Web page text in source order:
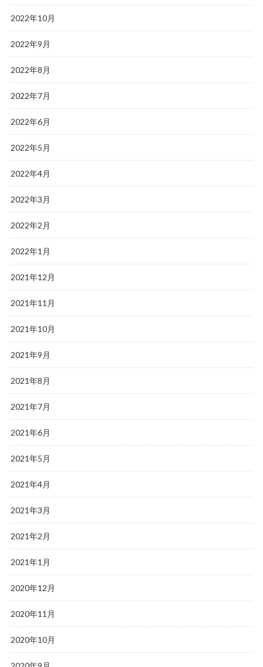
2022年10月
2022年9月
2022年8月
2022年7月
2022年6月
2022年5月
2022年4月
2022年3月
2022年2月
2022年1月
2021年12月
2021年11月
2021年10月
2021年9月
2021年8月
2021年7月
2021年6月
2021年5月
2021年4月
2021年3月
2021年2月
2021年1月
2020年12月
2020年11月
2020年10月